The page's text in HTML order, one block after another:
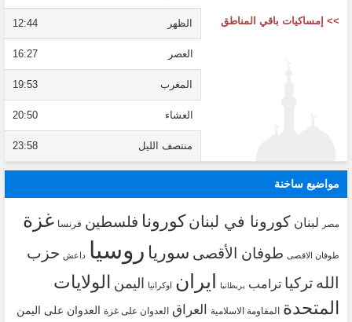
>> إمساكيات باقي المناطق الظهر 12:44
العصر 16:27
المغرب 19:53
العشاء 20:50
منتصف الليل 23:58
مواضيع ساخنة
مصر لبنان كورونا في لبنانكورونا فلسطين فرنسا غزة
طوفان الاقصى طوفان الأقصى سوريا روسيا داعش حزب
الله تركيا ترامب بريطانيا ايران اوكرانيا اليمن
الولايات
المتحدة
المقاومة الاسلامية العراق العدوان على غزة العدوان على اليمن